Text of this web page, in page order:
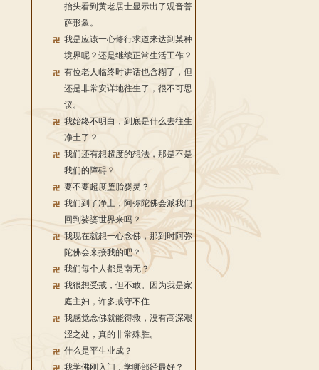
抬头看到黄老居士显示出了观音菩
萨形象。
我是应该一心修行求道来达到某种
境界呢？还是继续正常生活工作？
有位老人临终时讲话也含糊了，但
还是非常安详地往生了，很不可思
议。
我始终不明白，到底是什么去往生
净土了？
我们还有想超度的想法，那是不是
我们的障碍？
要不要超度堕胎婴灵？
我们到了净土，阿弥陀佛会派我们
回到娑婆世界来吗？
我现在就想一心念佛，那到时阿弥
陀佛会来接我的吧？
我们每个人都是南无？
我很想受戒，但不敢。因为我是家
庭主妇，许多戒守不住
我感觉念佛就能得救，没有高深艰
涩之处，真的非常殊胜。
什么是平生业成？
我学佛刚入门，学哪部经最好？